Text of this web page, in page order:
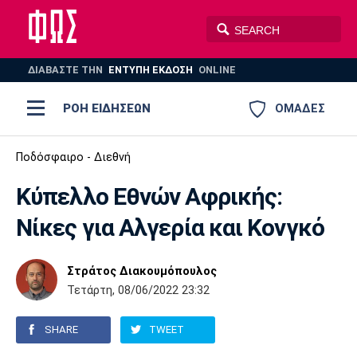
ΔΙΑΒΑΣΤΕ THN ΕΝΤΥΠΗ ΕΚΔΟΣΗ ONLINE
ΟΜΑΔΕΣ
ΡΟΗ ΕΙΔΗΣΕΩΝ
ΠΟΔΟΣΦΑΙΡΟ
AUTO-MOTO PLUS
Ποδόσφαιρο
Super League 1
Super League 2
Γ Εθνική
Ελλάδα
Μπάσκετ
Ελλάδα
Εθνική
EuroLeague
Ολυμπιακοί Αγώνες
Βόλεϊ
Πόλο
Ολυμπιακός ΑΕΚ ΠΑΟΚ
Παναθηναϊκός Ατρόμητος
Ποδόσφαιρο - Διεθνή
Κύπελλο Εθνών Αφρικής:
Νίκες για Αλγερία και Κονγκό
Στράτος Διακουμόπουλος
Τετάρτη, 08/06/2022 23:32
SHARE TWEET